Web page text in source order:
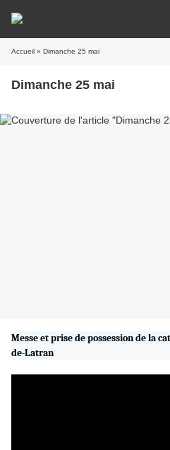
Accueil » Dimanche 25 mai
Dimanche 25 mai
Messe et prise de possession de la
de-Latran